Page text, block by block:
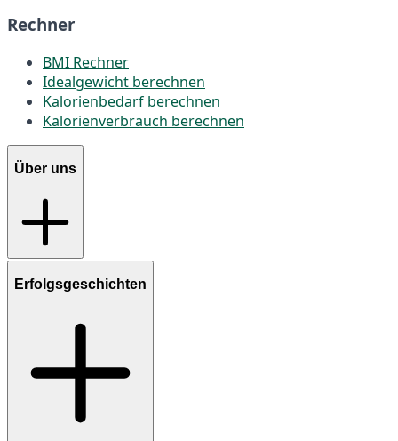
Rechner
BMI Rechner
Idealgewicht berechnen
Kalorienbedarf berechnen
Kalorienverbrauch berechnen
Über uns
Erfolgsgeschichten